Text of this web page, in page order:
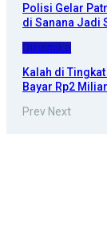
Polisi Gelar
di Sanana Jadi
Dinamika
Kalah di
Bayar Rp2
Prev Next